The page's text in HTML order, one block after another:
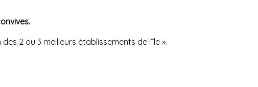
2 ou 3 meilleurs établissements de l’île ».